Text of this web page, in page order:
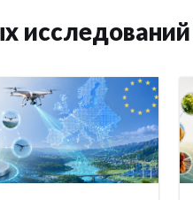
исследований